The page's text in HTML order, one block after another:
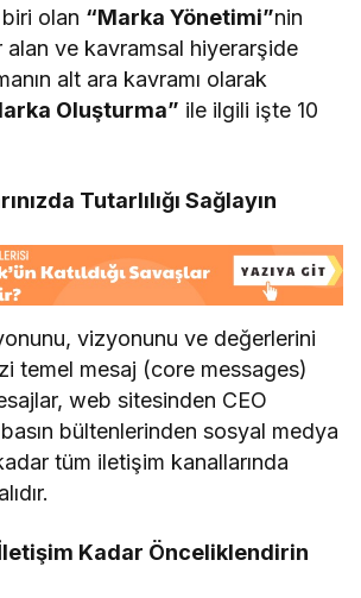
olan “Marka Yönetimi”nin
alan ve kavramsal hiyerarşide
alt ara kavramı olarak
Oluşturma” ile ilgili işte 10
Tutarlılığı Sağlayın
vizyonunu ve değerlerini
temel mesaj (core messages)
web sitesinden CEO
bültenlerinden sosyal medya
tüm iletişim kanallarında
Kadar Önceliklendirin